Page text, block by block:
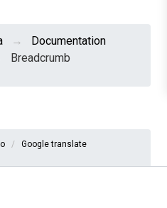
Documentation
Breadcrumb
Google translate